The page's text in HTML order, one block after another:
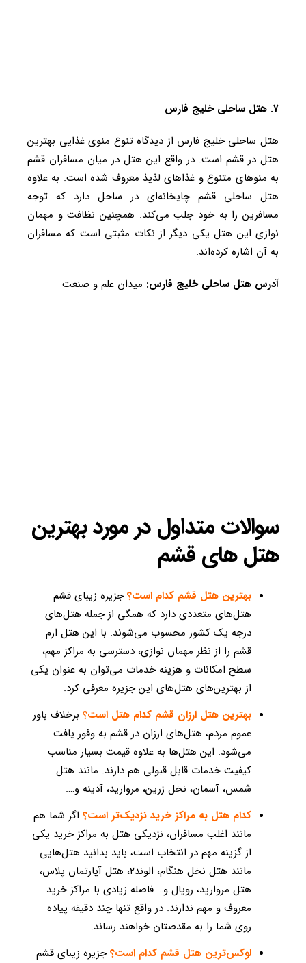
۷. هتل ساحلی خلیج فارس
هتل ساحلی خلیج فارس از دیدگاه تنوع منوی غذایی بهترین
هتل در قشم است. در واقع این هتل در میان مسافران قشم
به منوهای متنوع و غذاهای لذیذ معروف شده است. به علاوه
هتل ساحلی قشم چایخانه‌ای در ساحل دارد که توجه
مسافرین را به خود جلب می‌کند. همچنین نظافت و مهمان
نوازی این هتل یکی دیگر از نکات مثبتی است که مسافران
به ‌آن اشاره کرده‌اند.
آدرس هتل ساحلی خلیج فارس: میدان علم و صنعت
سوالات متداول در مورد بهترین
هتل های قشم
بهترین هتل قشم کدام است؟جزیره زیبای قشم
هتل‌های متعددی دارد که همگی از جمله هتل‌های
درجه یک کشور محسوب می‌شوند. با این هتل ارم
قشم را از نظر مهمان نوازی، دسترسی به مراکز مهم،
سطح امکانات و هزینه خدمات می‌توان به عنوان یکی
از بهترین‌های هتل‌های این جزیره معرفی کرد.
بهترین هتل ارزان قشم کدام هتل است؟ برخلاف باور
عموم مردم، هتل‌های ارزان در قشم به وفور یافت
می‌شود. این هتل‌ها به علاوه قیمت بسیار مناسب
کیفیت خدمات قابل قبولی هم دارند. مانند هتل
شمس، آسمان، نخل زرین، مروارید،‌ آدینه و….
کدام هتل به مراکز خرید نزدیک‌تر است؟‌ اگر شما هم
مانند اغلب مسافران، نزدیکی هتل به مراکز خرید یکی
از گزینه مهم در انتخاب است، باید بدانید هتل‌هایی
مانند هتل نخل هنگام، الوند۲، هتل آپارتمان پلاس،
هتل مروارید، رویال و… فاصله زیادی با مراکز خرید
معروف و مهم ندارند. در واقع تنها چند دقیقه پیاده
روی شما را به مقدصتان خواهند رساند.
لوکس‌ترین هتل قشم کدام است؟جزیره زیبای قشم